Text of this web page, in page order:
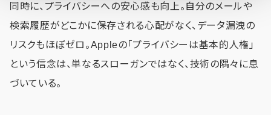
同時に、プライバシーへの安心感も向上。自分のメールや
検索履歴がどこかに保存される心配がなく、データ漏洩の
リスクもほぼゼロ。Appleの「プライバシーは基本的人権」
という信念は、単なるスローガンではなく、技術の隅々に息
づいている。